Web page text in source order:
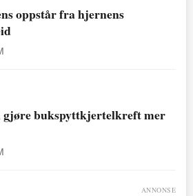
oppstår fra hjernens
gjøre bukspyttkjertelkreft mer
ANNONSE